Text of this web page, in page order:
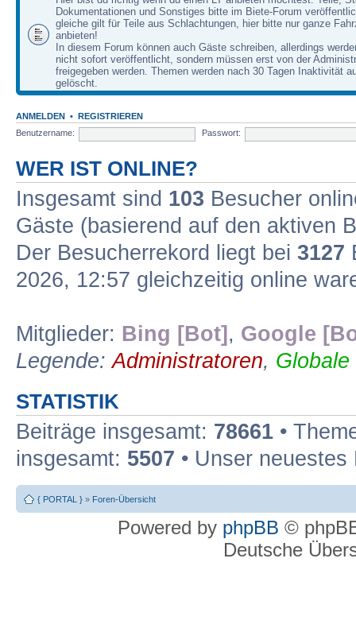
Dokumentationen und Sonstiges bitte im Biete-Forum
gleiche gilt für Teile aus Schlachtungen, hier bitte nur ganze
anbieten!
In diesem Forum können auch Gäste schreiben, allerdings
nicht sofort veröffentlicht, sondern müssen erst von der
freigegeben werden. Themen werden nach 30 Tagen Inaktivität
gelöscht.
ANMELDEN • REGISTRIEREN
Benutzername:
Passwort:
WER IST ONLINE?
Insgesamt sind 103 Besucher
Gäste (basierend auf den aktiven
Der Besucherrekord liegt bei 3127
2026, 12:57 gleichzeitig online
Mitglieder: Bing [Bot] , Google
Legende:Administratoren,
STATISTIK
Beiträge insgesamt: 78661 •
insgesamt: 5507 • Unser
{ PORTAL } » Foren-Übersicht
Powered by phpBB ©
Deutsche